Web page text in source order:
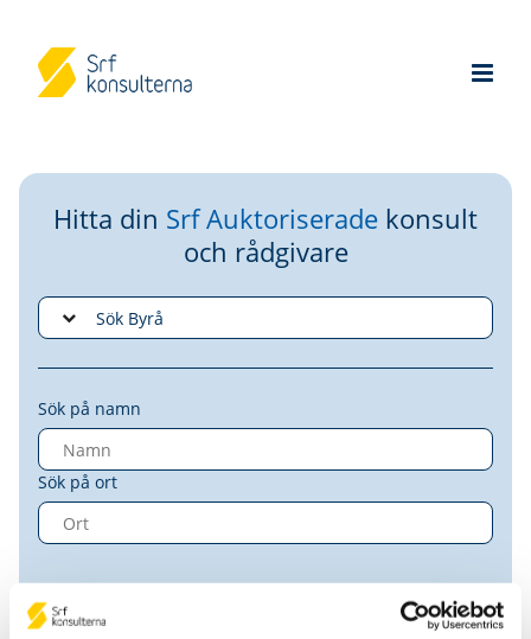
Hitta din Srf Auktoriserade konsult
och rådgivare
Sök på namn
Sök på ort